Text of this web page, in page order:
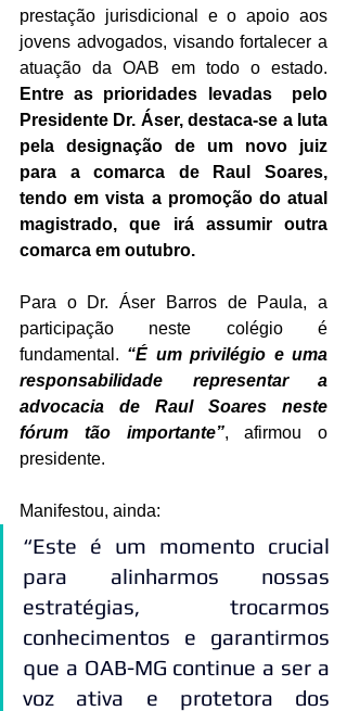
prestação jurisdicional e o apoio aos
jovens advogados, visando fortalecer a
Entre as prioridades levadas  pelo
Presidente Dr. Áser, destaca-se a luta
pela designação de um novo juiz
para a comarca de Raul Soares,
tendo em vista a promoção do atual
magistrado, que irá assumir outra
comarca em outubro.
Para o Dr. Áser Barros de Paula, a
participação neste colégio é
fundamental. “É um privilégio e uma
responsabilidade representar a
advocacia de Raul Soares neste
fórum tão importante”, afirmou o
presidente.
Manifestou, ainda:
“Este é um momento crucial
para alinharmos nossas
estratégias, trocarmos
conhecimentos e garantirmos
que a OAB-MG continue a ser a
voz ativa e protetora dos